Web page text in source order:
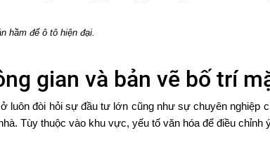
hầm để ô tô hiện đại.
gian và bản vẽ bố trí
luôn đòi hỏi sự đầu tư lớn cũng như sự chuyên nghiệp
Tùy thuộc vào khu vực, yếu tố văn hóa để điều